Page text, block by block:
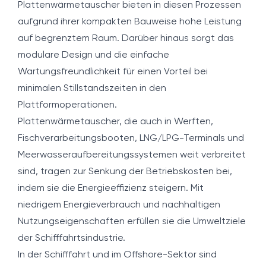
Plattenwärmetauscher bieten in diesen Prozessen
aufgrund ihrer kompakten Bauweise hohe Leistung
auf begrenztem Raum. Darüber hinaus sorgt das
modulare Design und die einfache
Wartungsfreundlichkeit für einen Vorteil bei
minimalen Stillstandszeiten in den
Plattformoperationen.
Plattenwärmetauscher, die auch in Werften,
Fischverarbeitungsbooten, LNG/LPG-Terminals und
Meerwasseraufbereitungssystemen weit verbreitet
sind, tragen zur Senkung der Betriebskosten bei,
indem sie die Energieeffizienz steigern. Mit
niedrigem Energieverbrauch und nachhaltigen
Nutzungseigenschaften erfüllen sie die Umweltziele
der Schifffahrtsindustrie.
In der Schifffahrt und im Offshore-Sektor sind